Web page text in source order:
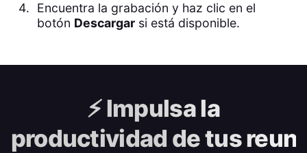
Encuentra la grabación y haz clic en el
botón Descargarsi está disponible.
⚡️Impulsa la
productividad de tus